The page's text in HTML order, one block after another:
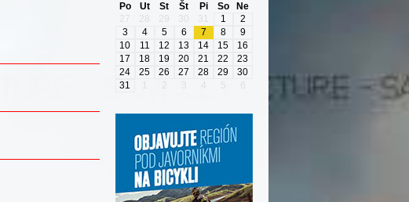
Po
Ut St Št Pi So
Ne
27
28 29 30 31 1
2
3
4 5 6 7 8
9
10
11 12 13 14 15
16
17
18 19 20 21 22
23
24
25 26 27 28 29
30
31
2 3 5 6